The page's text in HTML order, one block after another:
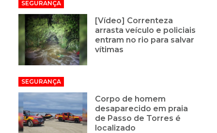
SEGURANÇA
[Vídeo] Correnteza
arrasta veículo e policiais
entram no rio para salvar
vítimas
SEGURANÇA
Corpo de homem
desaparecido em praia
de Passo de Torres é
localizado